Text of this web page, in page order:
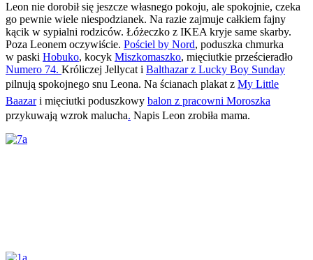
Leon nie dorobił się jeszcze własnego pokoju, ale spokojnie, czeka
go pewnie wiele niespodzianek. Na razie zajmuje całkiem fajny
kącik w sypialni rodziców. Łóżeczko z IKEA kryje same skarby.
Poza Leonem oczywiście. Pościel by Nord, poduszka chmurka
w paski Hobuko, kocyk Miszkomaszko, mięciutkie prześcieradło
Numero 74. Króliczej Jellycat i Balthazar z Lucky Boy Sunday
pilnują spokojnego snu Leona. Na ścianach plakat z My Little
Baazari mięciutki poduszkowy balon z pracowni Moroszka
przykuwają wzrok malucha. Napis Leon zrobiła mama.